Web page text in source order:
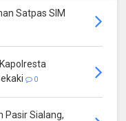
Satpas SIM
0
Pasir Sialang,